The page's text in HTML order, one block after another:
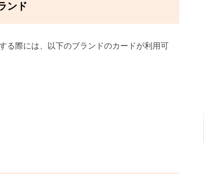
ンド
る際には、以下のブランドのカードが利用可